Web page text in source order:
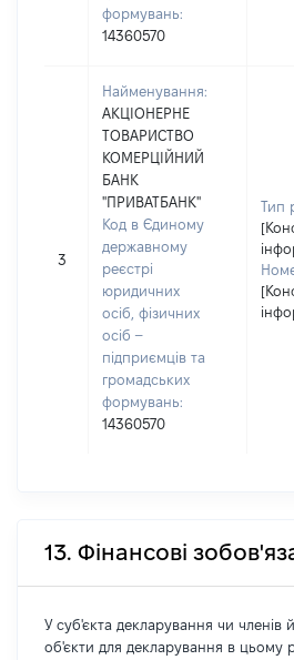
формувань:
14360570
3
Найменування:
АКЦІОНЕРНЕ
ТОВАРИСТВО
КОМЕРЦІЙНИЙ
БАНК
"ПРИВАТБАНК"
Код в Єдиному
державному
реєстрі
юридичних
осіб, фізичних
осіб –
підприємців та
громадських
формувань:
14360570
Тип
13. Фінансові
У суб'єкта декларування чи членів
об'єкти для декларування в цьому